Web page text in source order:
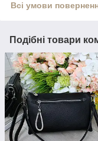
Всі умови
Подібні товари